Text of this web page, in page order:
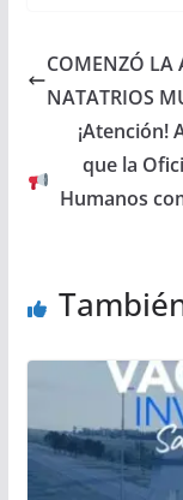
COMENZÓ LA
NATATRIOS
¡Atención!
que la
Humanos